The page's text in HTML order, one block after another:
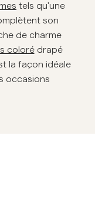
tels qu'une
son
de charme
colorédrapé
la façon idéale
occasions